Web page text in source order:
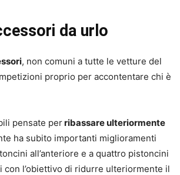
da urlo
, non comuni a tutte le vetture del
proprio per accontentare chi è
pensate perribassare ulteriormente
ha subito importanti miglioramenti
all’anteriore e a quattro pistoncini
con l’obiettivo di ridurre ulteriormente il